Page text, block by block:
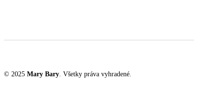
© 2025 Mary Bary. Všetky práva vyhradené.